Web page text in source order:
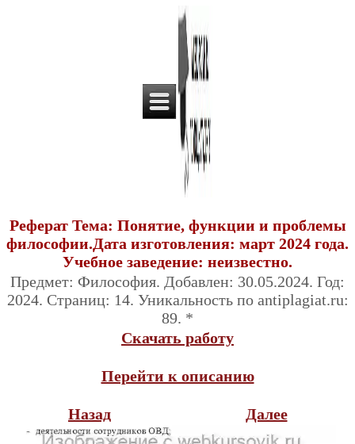
Реферат Тема: Понятие, функции и проблемы
философии.Дата изготовления: март 2024 года.
Учебное заведение: неизвестно.
Предмет: Философия. Добавлен: 30.05.2024. Год:
2024. Страниц: 14. Уникальность по antiplagiat.ru:
89. *
Скачать работу
Перейти к описанию
Назад Далее